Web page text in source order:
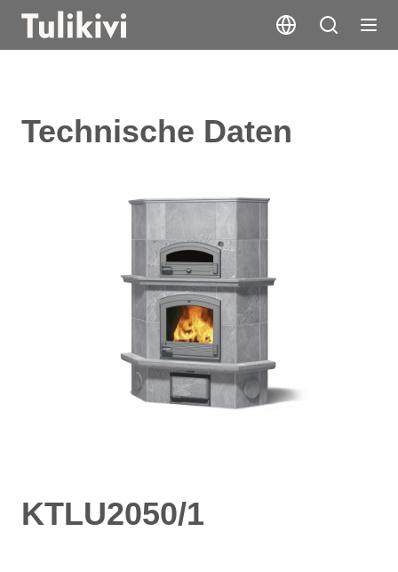
Technische Daten
KTLU2050/1